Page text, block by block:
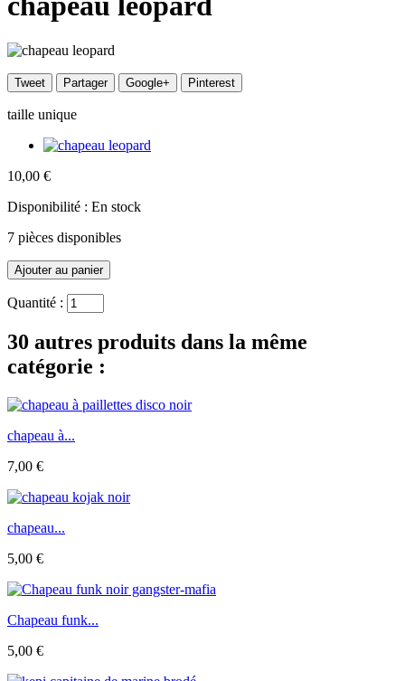
Tweet Partager Google+ Pinterest
taille unique
10,00 €
Disponibilité : En stock
7 pièces disponibles
Quantité :
30 autres produits dans la même
catégorie :
chapeau à...
7,00 €
chapeau...
5,00 €
Chapeau funk...
5,00 €